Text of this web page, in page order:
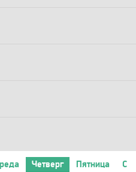
Четверг Пятница